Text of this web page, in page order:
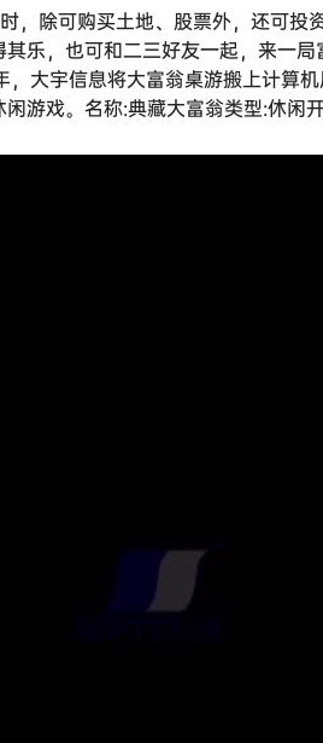
，除可购买土地、股票外，还可投
乐，也可和二三好友一起，来一
大宇信息将大富翁桌游搬上计算
游戏。名称:典藏大富翁类型:休闲